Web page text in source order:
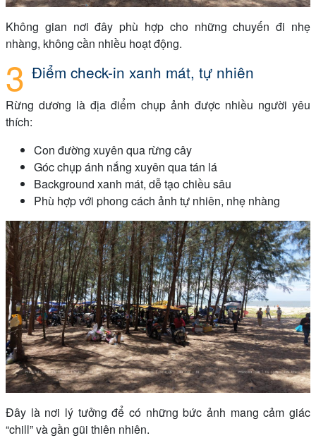
Không gian nơi đây phù hợp cho những chuyến đi nhẹ
nhàng, không cần nhiều hoạt động.
Điểm check-in xanh mát, tự nhiên
Rừng dương là địa điểm chụp ảnh được nhiều người yêu
thích:
Con đường xuyên qua rừng cây
Góc chụp ánh nắng xuyên qua tán lá
Background xanh mát, dễ tạo chiều sâu
Phù hợp với phong cách ảnh tự nhiên, nhẹ nhàng
Đây là nơi lý tưởng để có những bức ảnh mang cảm giác
“chill” và gần gũi thiên nhiên.